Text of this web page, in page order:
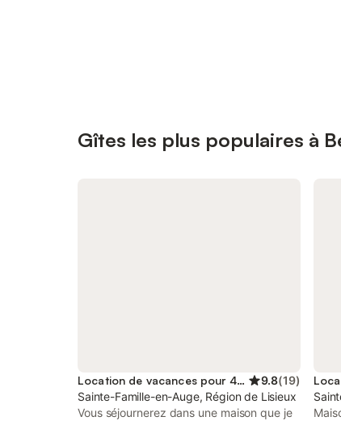
Gîtes les plus populaires à
Location de vacances pour 4 personnes 9.8(19)
Sainte-Famille-en-Auge, Région de Lisieux
Vous séjournerez dans une maison que je